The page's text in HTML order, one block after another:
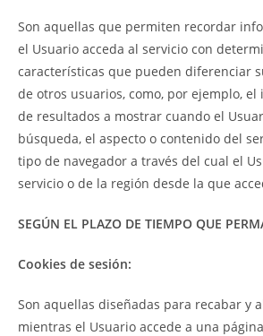
Son aquellas que permiten recordar
el Usuario acceda al servicio con
características que pueden diferenciar
de otros usuarios, como, por ejemplo,
de resultados a mostrar cuando el
búsqueda, el aspecto o contenido del
tipo de navegador a través del cual el
servicio o de la región desde la que
SEGÚN EL PLAZO DE TIEMPO QUE
Cookies de sesión:
Son aquellas diseñadas para recabar y
mientras el Usuario accede a una